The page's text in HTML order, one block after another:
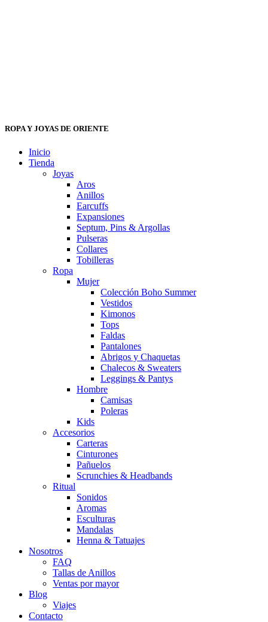
ROPA Y JOYAS DE ORIENTE
Inicio
Tienda
Joyas
Aros
Anillos
Earcuffs
Expansiones
Septum, Pins & Argollas
Pulseras
Collares
Tobilleras
Ropa
Mujer
Colección Boho Summer
Vestidos
Kimonos
Tops
Faldas
Pantalones
Abrigos y Chaquetas
Chalecos & Sweaters
Leggings & Pantys
Hombre
Camisas
Poleras
Kids
Accesorios
Carteras
Cinturones
Pañuelos
Scrunchies & Headbands
Ritual
Sonidos
Aromas
Esculturas
Mandalas
Henna & Tatuajes
Nosotros
FAQ
Tallas de Anillos
Ventas por mayor
Blog
Viajes
Contacto